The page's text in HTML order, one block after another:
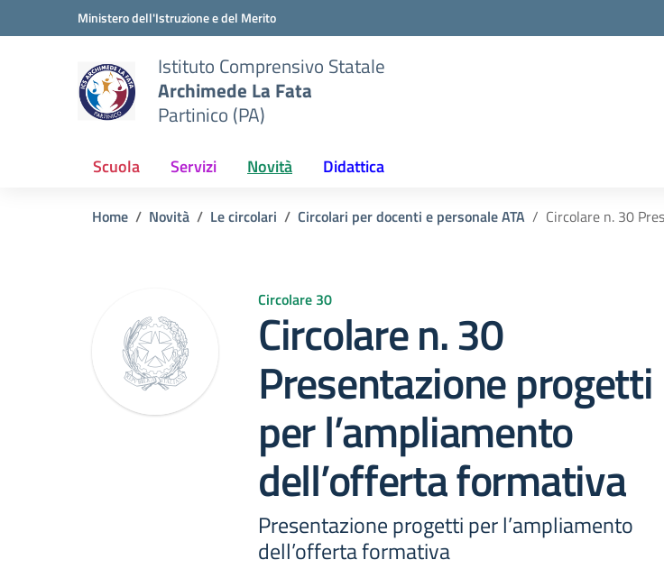
Vai ai contenuti
Vai al menu di navigazioneMinistero dell'Istruzione e del Merito
Istituto Comprensivo Statale
Archimede La Fata
Partinico (PA)
Scuola Servizi Novità Didattica
Home Novità Le circolari Circolari per docenti e personale ATA Circolare n. 30
Circolare 30
Circolare n. 30
Presentazione progetti
per l’ampliamento
dell’offerta formativa
Presentazione progetti per l’ampliamento
dell’offerta formativa